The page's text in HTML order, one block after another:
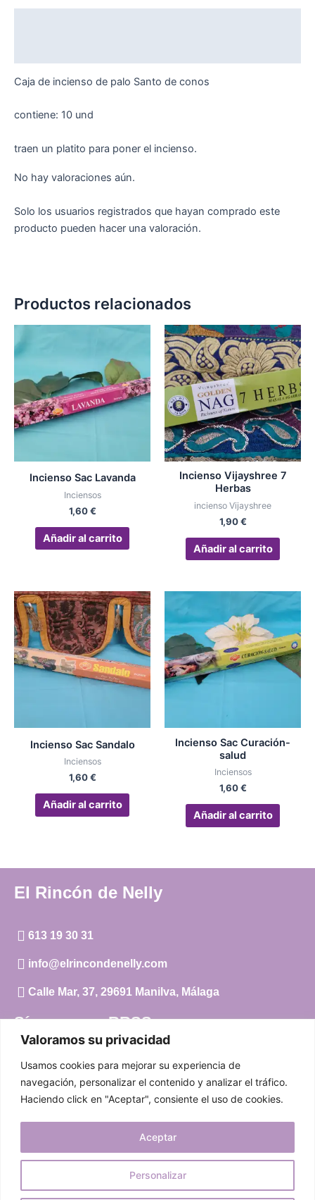
Valoramos su privacidad
Usamos cookies para mejorar su experiencia de
navegación, personalizar el contenido y analizar el tráfico.
Haciendo click en "Aceptar", consiente el uso de cookies.
Personalizar
Aceptar
Caja de incienso de palo Santo de conos
contiene: 10 und
traen un platito para poner el incienso.
No hay valoraciones aún.
Solo los usuarios registrados que hayan comprado este
producto pueden hacer una valoración.
Productos relacionados
Incienso Sac Lavanda
Inciensos
1,60€
Añadir al carrito
Incienso Vijayshree 7
Herbas
incienso Vijayshree
1,90€
Añadir al carrito
Incienso Sac Sandalo
Inciensos
1,60€
Añadir al carrito
Incienso Sac Curación-
salud
Inciensos
1,60€
Añadir al carrito
El Rincón de Nelly
613 19 30 31
info@elrincondenelly.com
Calle Mar, 37, 29691 Manilva, Málaga
Síguenos en RRSS
Facebook
Política de privacidad